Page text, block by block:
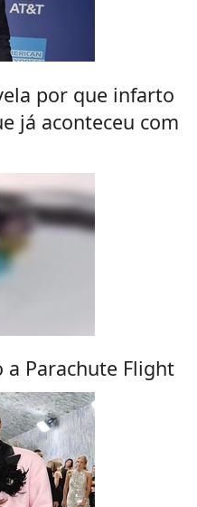
por que infarto
já aconteceu com
Parachute Flight